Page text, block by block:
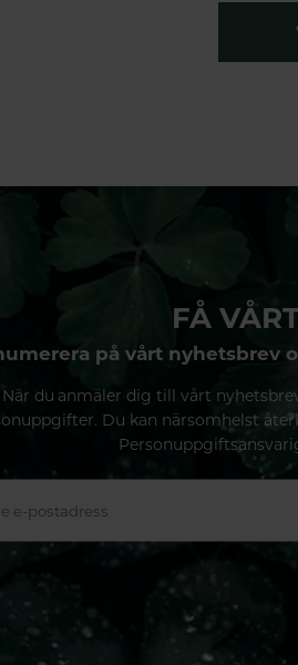
FÅ
på vårt nyhetsbrev
När du anmäler dig till vårt
Du kan närsomhelst